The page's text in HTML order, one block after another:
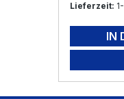
Lieferzeit:
IN